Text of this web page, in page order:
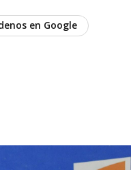
en Google